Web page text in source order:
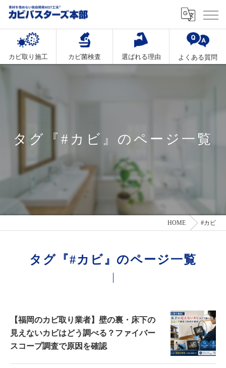
カビ取り施工 カビ菌検査 選ばれる理由 よくある質問
タグ『#カビ』のページ一覧
HOME #カビ
タグ『#カビ』のページ一覧
【福岡のカビ取り業者】壁の裏・床下の
見えないカビはどう調べる？ファイバー
スコープ調査で原因を確認